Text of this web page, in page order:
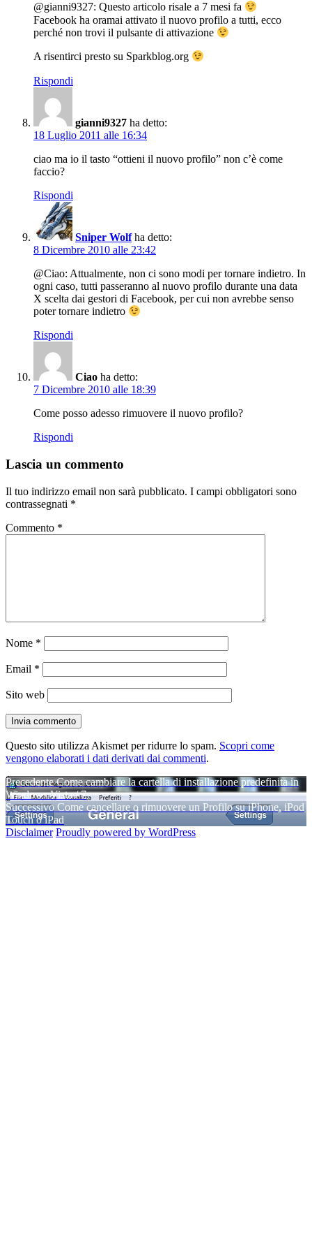
@gianni9327: Questo articolo risale a 7 mesi fa
Facebook ha oramai attivato il nuovo profilo a tutti, ecco
perché non trovi il pulsante di attivazione
A risentirci presto su Sparkblog.org
Rispondi
gianni9327 ha detto:
18 Luglio 2011 alle 16:34
ciao ma io il tasto “ottieni il nuovo profilo” non c’è come
faccio?
Rispondi
Sniper Wolf ha detto:
8 Dicembre 2010 alle 23:42
@Ciao: Attualmente, non ci sono modi per tornare indietro. In
ogni caso, tutti passeranno al nuovo profilo durante una data
X scelta dai gestori di Facebook, per cui non avrebbe senso
poter tornare indietro
Rispondi
Ciao ha detto:
7 Dicembre 2010 alle 18:39
Come posso adesso rimuovere il nuovo profilo?
Rispondi
Lascia un commento
Il tuo indirizzo email non sarà pubblicato. I campi obbligatori sono
contrassegnati *
Commento *
Nome *
Email *
Sito web
Questo sito utilizza Akismet per ridurre lo spam. Scopri come
vengono elaborati i dati derivati dai commenti.
Navigazione
articoli
PrecedenteArticolo
precedente:
Come cambiare la cartella di installazione predefinita in
Windows Vista / 7
Successivo Articolo
successivo:
Come cancellare o rimuovere un Profilo su iPhone, iPod
Touch o iPad
Disclaimer Proudly powered by WordPress